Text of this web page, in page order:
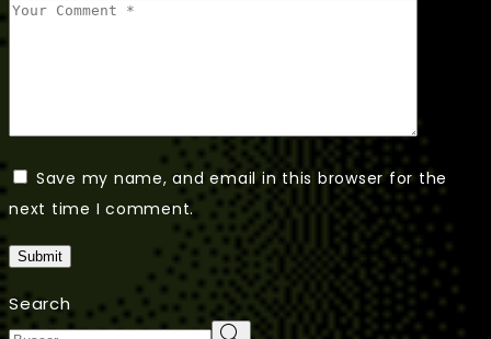
Save my name, and email in this browser for the
next time I comment.
Submit
Search